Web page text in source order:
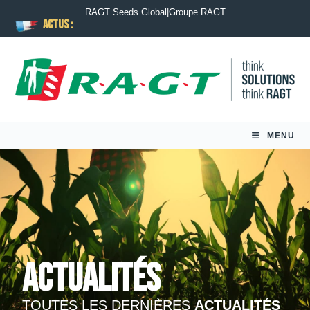
ACTUS :
RAGT Seeds Global Groupe RAGT
MENU
Actualités
TOUTES LES DERNIÈRESACTUALITÉS